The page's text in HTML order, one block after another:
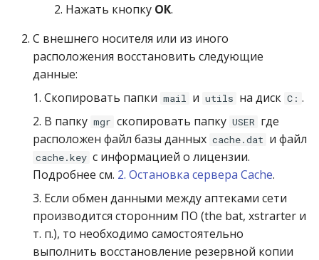
2. Нажать кнопку ОК.
C внешнего носителя или из иного
расположения восстановить следующие
данные:
1. Скопировать папки mail и utils на диск C: .
2. В папку mgr скопировать папку USER где
расположен файл базы данных cache.dat и файл
cache.key с информацией о лицензии.
Подробнее см. 2. Остановка сервера Cache.
3. Если обмен данными между аптеками сети
производится сторонним ПО (the bat, xstrarter и
т. п.), то необходимо самостоятельно
выполнить восстановление резервной копии